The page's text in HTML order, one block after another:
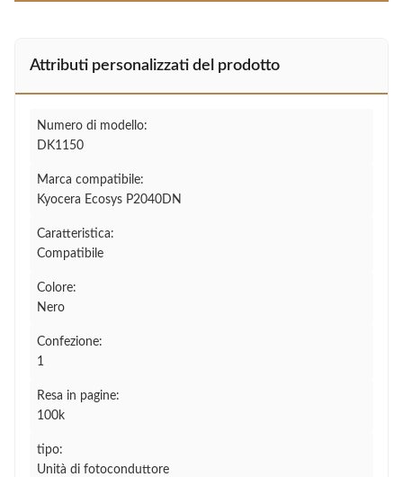
Attributi personalizzati del prodotto
Numero di modello:
DK1150
Marca compatibile:
Kyocera Ecosys P2040DN
Caratteristica:
Compatibile
Colore:
Nero
Confezione:
1
Resa in pagine:
100k
tipo:
Unità di fotoconduttore